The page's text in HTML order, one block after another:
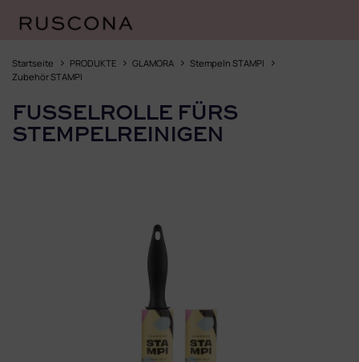
Inhalt
springen
Startseite PRODUKTE GLAMORA
Stempeln STAMPI
Zubehör STAMPI
FUSSELROLLE FÜRS
STEMPELREINIGEN